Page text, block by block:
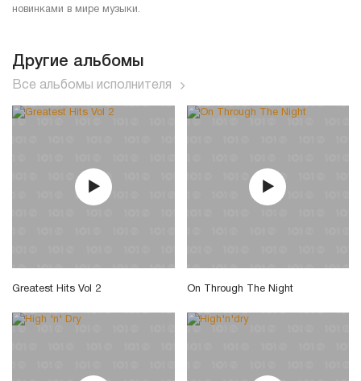
новинками в мире музыки.
Другие альбомы
Все альбомы исполнителя
Greatest Hits Vol 2 On Through The Night